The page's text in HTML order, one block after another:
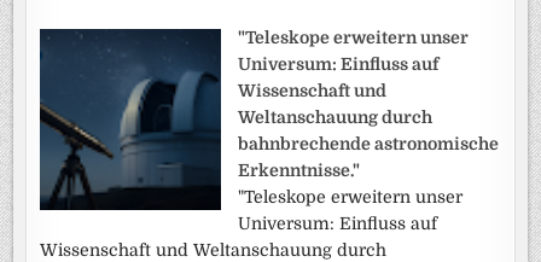
"Teleskope erweitern unser
Universum: Einfluss auf
Wissenschaft und
Weltanschauung durch
bahnbrechende astronomische
Erkenntnisse."
"Teleskope erweitern unser
Universum: Einfluss auf
Wissenschaft und Weltanschauung durch